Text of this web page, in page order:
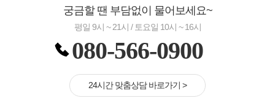
궁금할 땐 부담없이 물어보세요~
평일 9시 ~ 21시 / 토요일 10시 ~ 16시
080-566-0900
24시간 맞춤상담 바로가기 >